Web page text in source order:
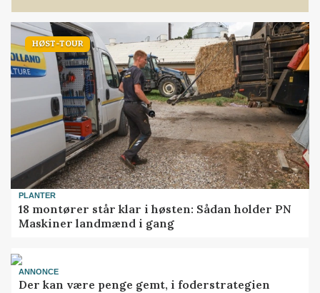
HØST-TOUR
PLANTER
18 montører står klar i høsten: Sådan holder PN
Maskiner landmænd i gang
ANNONCE
Der kan være penge gemt, i foderstrategien